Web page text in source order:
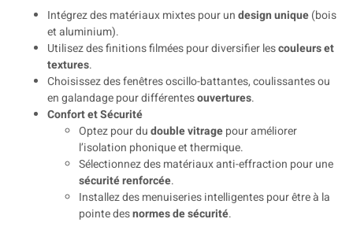
Intégrez des matériaux mixtes pour undesign unique(bois
et aluminium).
Utilisez des finitions filmées pour diversifier lescouleurs et
textures.
Choisissez des fenêtres oscillo-battantes, coulissantes ou
en galandage pour différentesouvertures.
Confort et Sécurité
Optez pour dudouble vitragepour améliorer
l’isolation phonique et thermique.
Sélectionnez des matériaux anti-effraction pour une
sécurité renforcée.
Installez des menuiseries intelligentes pour être à la
pointe desnormes de sécurité.